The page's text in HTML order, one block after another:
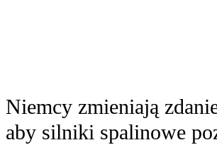
Niemcy zmieniają
aby silniki spalinowe